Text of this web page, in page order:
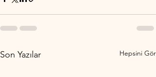
Son Yazılar Hepsini Gör